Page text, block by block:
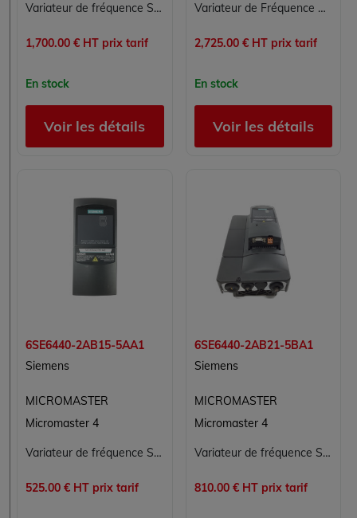
Variateur de fréquence SIEMENS MICROMASTER 440 6SE6440-2UD27-5CA1 7,5 kW 380-480V
1,700.00 € HT prix tarif
En stock
Voir les détails
Variateur de Fréquence Siemens MICROMASTER 440 6SE6440-2UD31-8DA1
2,725.00 € HT prix tarif
En stock
Voir les détails
6SE6440-2AB15-5AA1
Siemens
MICROMASTER
Micromaster 4
Variateur de fréquence Siemens 6SE6440-2AB15-5AA1 pour applications industrielles
525.00 € HT prix tarif
6SE6440-2AB21-5BA1
Siemens
MICROMASTER
Micromaster 4
Variateur de fréquence Siemens MICROMASTER 440 6SE6440-2AB21-5BA1 5,5 kW
810.00 € HT prix tarif